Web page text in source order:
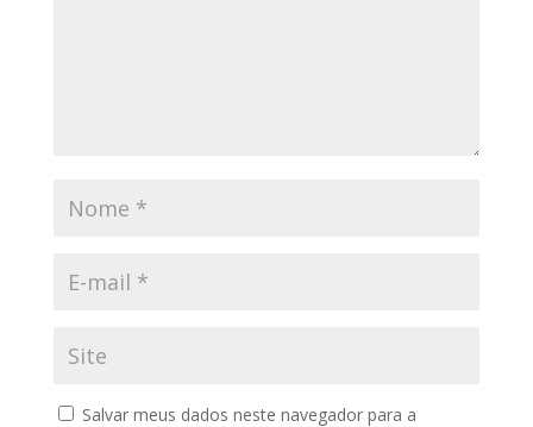
Salvar meus dados neste navegador para a